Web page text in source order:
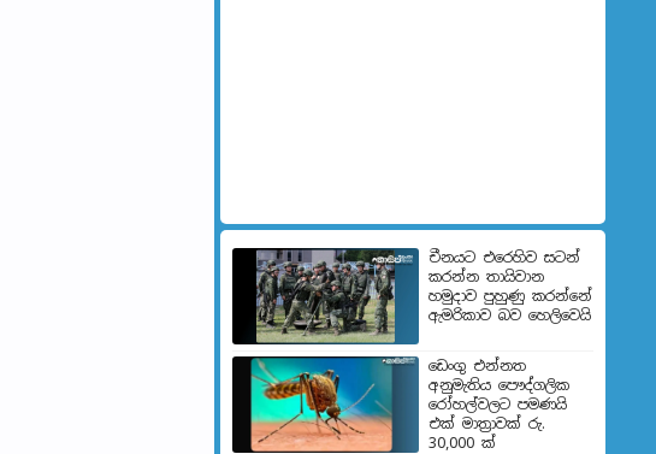
චීනයට එරෙහිව සටන්
කරන්න තායිවාන
හමුදාව පුහුණු කරන්නේ
ඇමරිකාව බව හෙලිවෙයි
ඩෙංගු එන්නත
අනුමැතිය පෞද්ගලික
රෝහල්වලට පමණයි
එක් මාත්‍රාවක් රු.
30,000 ක්